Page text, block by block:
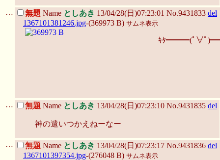
… 無題 Name としあき 13/04/28(日)07:23:01 No.9431833 del
1367101381246.jpg-(369973 B) サムネ表示
ｷﾀ━━━(ﾟ∀ﾟ
… 無題 Name としあき 13/04/28(日)07:23:10 No.9431835 del
神の遣いつかえねーなー
… 無題 Name としあき 13/04/28(日)07:23:17 No.9431836 del
1367101397354.jpg-(276048 B) サムネ表示